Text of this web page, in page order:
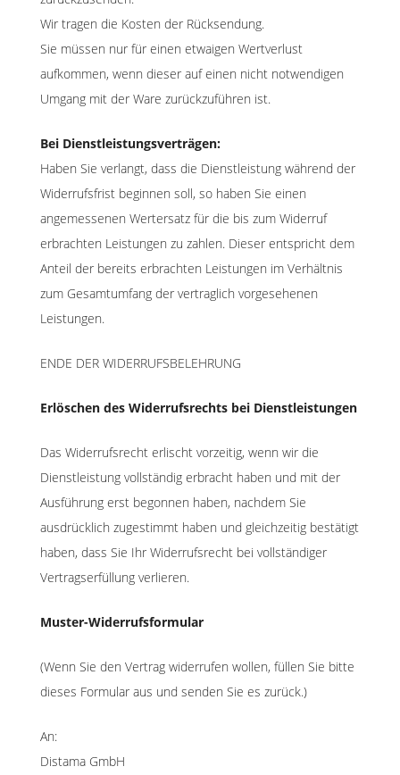
Wir tragen die Kosten der Rücksendung.
Sie müssen nur für einen etwaigen Wertverlust
aufkommen, wenn dieser auf einen nicht notwendigen
Umgang mit der Ware zurückzuführen ist.
Bei Dienstleistungsverträgen:
Haben Sie verlangt, dass die Dienstleistung während der
Widerrufsfrist beginnen soll, so haben Sie einen
angemessenen Wertersatz für die bis zum Widerruf
erbrachten Leistungen zu zahlen. Dieser entspricht dem
Anteil der bereits erbrachten Leistungen im Verhältnis
zum Gesamtumfang der vertraglich vorgesehenen
Leistungen.
ENDE DER WIDERRUFSBELEHRUNG
Erlöschen des Widerrufsrechts bei Dienstleistungen
Das Widerrufsrecht erlischt vorzeitig, wenn wir die
Dienstleistung vollständig erbracht haben und mit der
Ausführung erst begonnen haben, nachdem Sie
ausdrücklich zugestimmt haben und gleichzeitig bestätigt
haben, dass Sie Ihr Widerrufsrecht bei vollständiger
Vertragserfüllung verlieren.
Muster-Widerrufsformular
(Wenn Sie den Vertrag widerrufen wollen, füllen Sie bitte
dieses Formular aus und senden Sie es zurück.)
An:
Distama GmbH